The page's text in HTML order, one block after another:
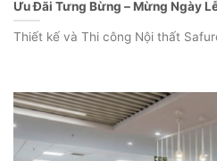
Ưu Đãi Tưng Bừng – Mừng Ngày
Thiết kế và Thi công Nội thất